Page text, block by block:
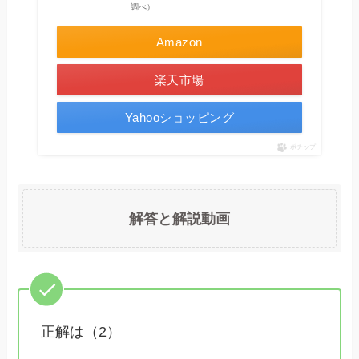
調べ）
Amazon
楽天市場
Yahooショッピング
ポチップ
解答と解説動画
正解は（2）